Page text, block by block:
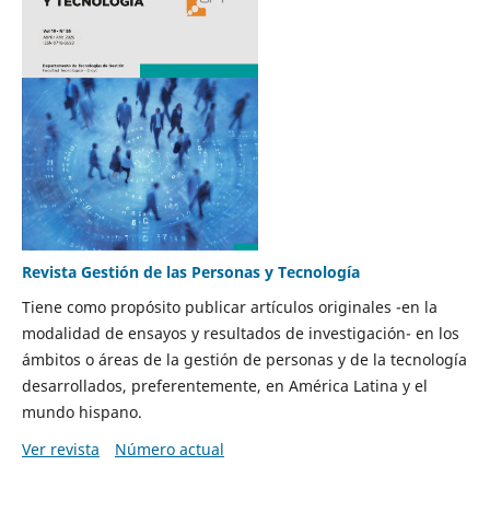
Revista Gestión de las Personas y Tecnología
Tiene como propósito publicar artículos originales -en la
modalidad de ensayos y resultados de investigación- en los
ámbitos o áreas de la gestión de personas y de la tecnología
desarrollados, preferentemente, en América Latina y el
mundo hispano.
Ver revista
Número actual